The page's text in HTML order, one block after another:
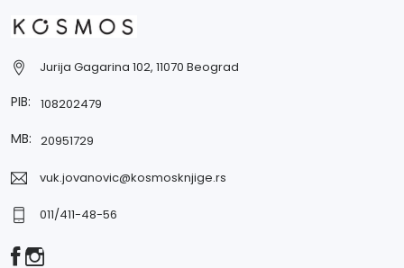
Jurija Gagarina 102, 11070 Beograd
PIB: 108202479
MB: 20951729
vuk.jovanovic@kosmosknjige.rs
011/411-48-56